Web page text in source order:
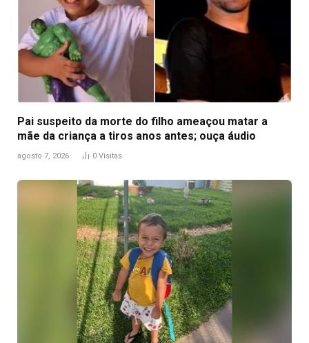
Pai suspeito da morte do filho ameaçou matar a
mãe da criança a tiros anos antes; ouça áudio
agosto 7, 2026 0 Visitas